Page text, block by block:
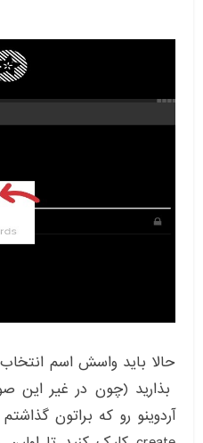
بذارید (چون در غیر
آردوینو رو که براتون